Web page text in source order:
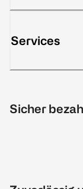
Services
Sicher